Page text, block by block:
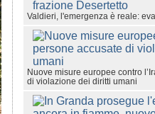
Valdieri, l'emergenza è reale:
Nuove misure europee contro
di violazione dei diritti umani